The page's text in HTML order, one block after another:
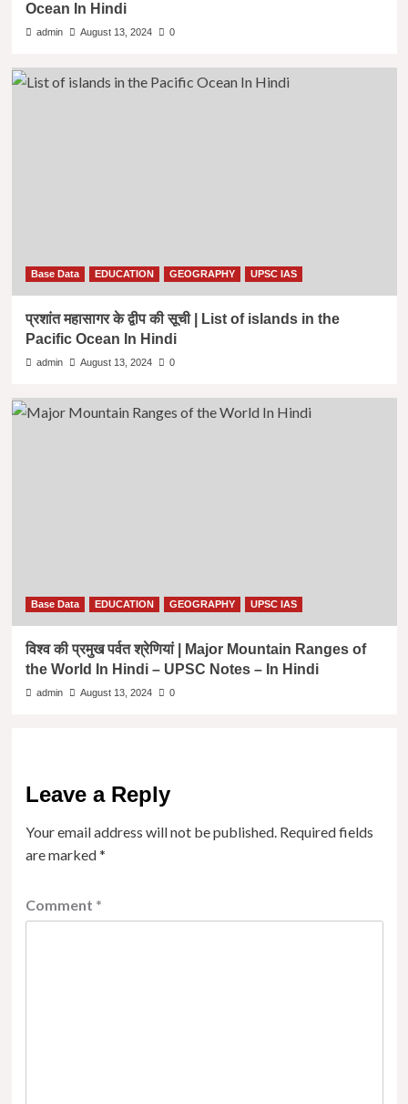
Ocean In Hindi
admin August 13, 2024 0
Base Data EDUCATION GEOGRAPHY UPSC IAS
प्रशांत महासागर के द्वीप की सूची | List of islands in the
Pacific Ocean In Hindi
admin August 13, 2024 0
Base Data EDUCATION GEOGRAPHY UPSC IAS
विश्व की प्रमुख पर्वत श्रेणियां | Major Mountain Ranges of
the World In Hindi – UPSC Notes – In Hindi
admin August 13, 2024 0
Leave a Reply
Your email address will not be published. Required fields
are marked*
Comment *